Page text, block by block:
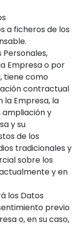
a ficheros de los
Empresa o por
tiene como
contractual
la Empresa, la
ampliación y
y su
de los
tradicionales y
sobre los
y en
los Datos
previo
o, en su caso,